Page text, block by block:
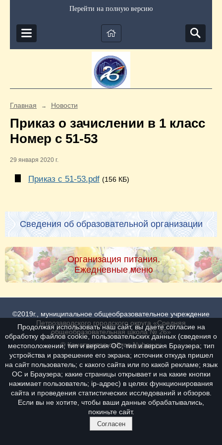
Перейти на полную версию
Главная → Новости
Приказ о зачислении в 1 класс
Номер с 51-53
29 января 2020 г.
Приказ с 51-53.pdf (156 КБ)
Сведения об образовательной организации
Организация питания.
Ежедневные меню
©2019г., муниципальное общеобразовательное учреждение
Петрозаводского городского округа «Средняя
общеобразовательная школа № 26»
© Конструктор сайтовNubex.ru
Продолжая использовать наш сайт, вы даете согласие на
обработку файлов cookie, пользовательских данных (сведения о
местоположении; тип и версия ОС; тип и версия Браузера; тип
устройства и разрешение его экрана; источник откуда пришел
на сайт пользователь; с какого сайта или по какой рекламе; язык
ОС и Браузера; какие страницы открывает и на какие кнопки
нажимает пользователь; ip-адрес) в целях функционирования
сайта и проведения статистических исследований и обзоров.
Если вы не хотите, чтобы ваши данные обрабатывались,
покиньте сайт.
Согласен